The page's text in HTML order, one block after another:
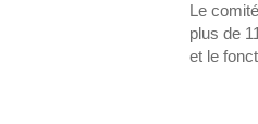
Le
plus de
et le